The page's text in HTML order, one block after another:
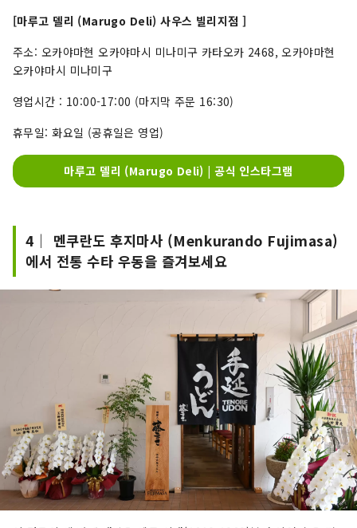
[마루고 델리 (Marugo Deli) 사우스 빌리지점 ]
주소: 오카야마현 오카야마시 미나미구 카타오카 2468, 오카야마현
오카야마시 미나미구
영업시간 : 10:00-17:00 (마지막 주문 16:30)
휴무일: 화요일 (공휴일은 영업)
마루고 델리 (Marugo Deli) | 공식 인스타그램
4｜ 멘쿠란도 후지마사 (Menkurando Fujimasa)
에서 전통 수타 우동을 즐겨보세요